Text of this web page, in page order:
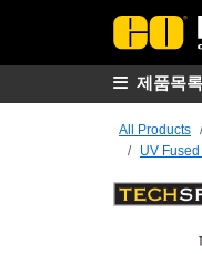
제품목록
All Products
UV